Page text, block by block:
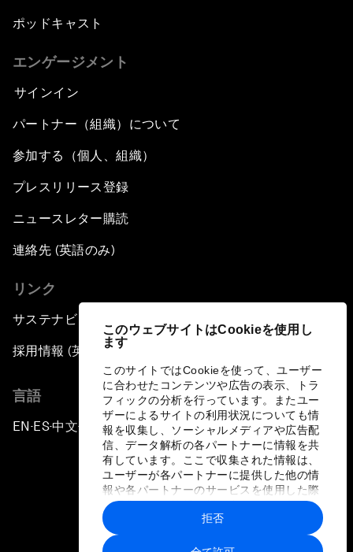
このウェブサイトはCookieを使用し
ます
このサイトではCookieを使って、ユーザー
に合わせたコンテンツや広告の表示、トラ
フィックの分析を行っています。またユー
ザーによるサイトの利用状況についても情
報を収集し、ソーシャルメディアや広告配
信、データ解析の各パートナーに情報を共
有しています。ここで収集された情報は、
ユーザーが各パートナーに提供した他の情
報や各パートナーのサービスを使用した際
に収集された情報と組み合わされ、各パー
トナーによって使用されることがありま
す。
拒否
ポッドキャスト
エンゲージメント
サインイン
パートナー（組織）について
参加する（個人、組織）
プレスリリース登録
ニュースレター購読
連絡先 (英語のみ)
リンク
サステナビリティへの取り組み
採用情報 (英語のみ)
言語
EN ▪ES▪中文▪ 日本語
プライバシーポリシーと利用規約